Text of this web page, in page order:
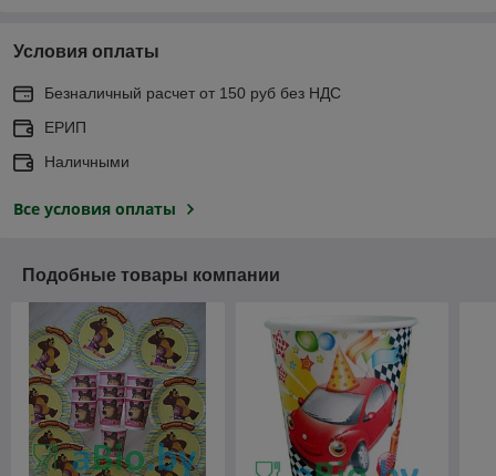
Условия оплаты
Безналичный расчет от 150 руб без НДС
ЕРИП
Наличными
Все условия оплаты
Подобные товары компании